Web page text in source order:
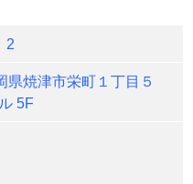
2
県焼津市栄町１丁目５
5F